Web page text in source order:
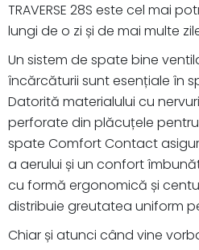
TRAVERSE 28S este cel mai
lungi de o zi și de mai multe
Un sistem de spate bine
încărcăturii sunt esențiale în
Datorită materialului cu
perforate din plăcuțele
spate Comfort Contact
a aerului și un confort
cu formă ergonomică și
distribuie greutatea uniform
Chiar și atunci când vine